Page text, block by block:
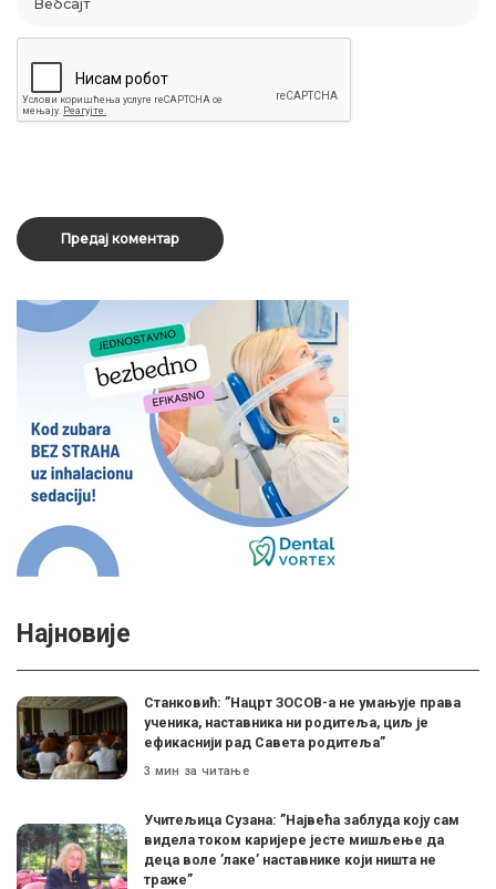
Најновије
Станковић: ”Нацрт ЗОСОВ-а не умањује права
ученика, наставника ни родитеља, циљ је
ефикаснији рад Савета родитеља”
3 мин за читање
Учитељица Сузана: ”Највећа заблуда коју сам
видела током каријере јесте мишљење да
деца воле ’лаке’ наставнике који ништа не
траже”